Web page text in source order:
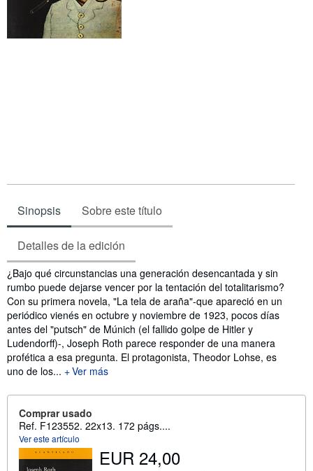
Sinopsis Sobre este título
Detalles de la edición
Sinopsis
¿Bajo qué circunstancias una generación desencantada y sin
rumbo puede dejarse vencer por la tentación del totalitarismo?
Con su primera novela, "La tela de araña"-que apareció en un
periódico vienés en octubre y noviembre de 1923, pocos días
antes del "putsch" de Múnich (el fallido golpe de Hitler y
Ludendorff)-, Joseph Roth parece responder de una manera
profética a esa pregunta. El protagonista, Theodor Lohse, es
uno de los...
Ver más
Comprar usado
Ref. F123552. 22x13. 172 págs....
Ver este artículo
EUR 24,00